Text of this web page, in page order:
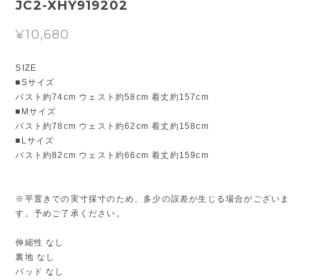
JC2-XHY919202
¥10,680
SIZE
■Sサイズ
バスト約74cm ウェスト約58cm 着丈約157cm
■Mサイズ
バスト約78cm ウェスト約62cm 着丈約158cm
■Lサイズ
バスト約82cm ウェスト約66cm 着丈約159cm
※平置きでの実寸採寸のため、多少の誤差が生じる場合がございま
す。予めご了承ください。
伸縮性 なし
裏地 なし
パッド なし